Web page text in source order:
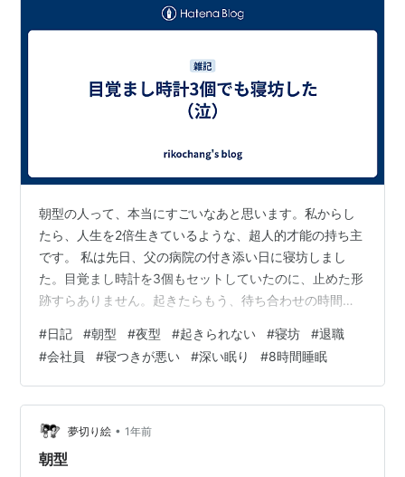
朝型の人って、本当にすごいなあと思います。私からし
たら、人生を2倍生きているような、超人的才能の持ち主
です。 私は先日、父の病院の付き添い日に寝坊しまし
た。目覚まし時計を3個もセットしていたのに、止めた形
跡すらありません。起きたらもう、待ち合わせの時間を
いていました。不動産、親の施設見学、透析の病院の相
談など、重い判断を要することばかり。夜も考えごとで
眠れず、さらに「明日は寝坊できない」というプレッシ
ャーで、眠れない悪循環に。 そしてとうとう、寝坊で
す。 父は認知があり、現在はショートステイで施設にお
世話になっていて、その日は病院で待ち合わせ…
#日記 #朝型 #夜型 #起きられない #寝坊 #退職
#会社員 #寝つきが悪い #深い眠り #8時間睡眠
夢切り絵 • 1年前
朝型